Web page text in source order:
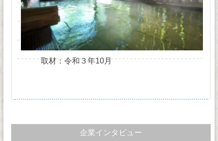
取材：令和３年10月
企業インタビュー